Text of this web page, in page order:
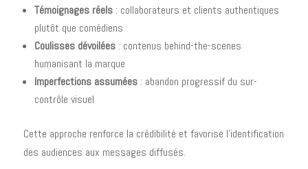
Témoignages réels: collaborateurs et clients authentiques
plutôt que comédiens
Coulisses dévoilées: contenus behind-the-scenes
humanisant la marque
Imperfections assumées: abandon progressif du sur-
contrôle visuel
Cette approche renforce la crédibilité et favorise l'identification
des audiences aux messages diffusés.